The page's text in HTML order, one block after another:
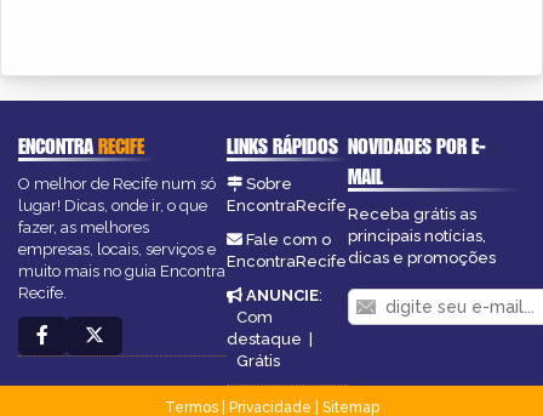
ENCONTRARECIFE
O melhor de Recife num só
lugar! Dicas, onde ir, o que
fazer, as melhores
empresas, locais, serviços e
muito mais no guia Encontra
Recife.
LINKS RÁPIDOS
Sobre
EncontraRecife
Fale com o
EncontraRecife
ANUNCIE:
Com
destaque |
Grátis
NOVIDADES POR E-
MAIL
Receba grátis as
principais notícias,
dicas e promoções
Termos| Privacidade
Sitemap